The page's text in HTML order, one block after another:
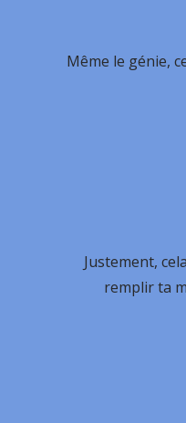
Même le génie,
Justement,
remplir ta